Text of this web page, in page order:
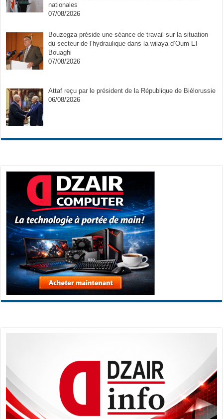
nationales
07/08/2026
Bouzegza préside une séance de travail sur la situation
du secteur de l’hydraulique dans la wilaya d’Oum El
Bouaghi
07/08/2026
Attaf reçu par le président de la République de Biélorussie
06/08/2026